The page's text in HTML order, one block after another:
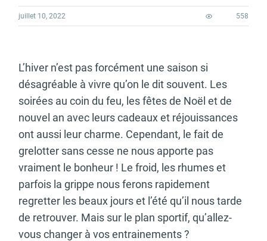
juillet 10, 2022 558
L’hiver n’est pas forcément une saison si
désagréable à vivre qu’on le dit souvent. Les
soirées au coin du feu, les fêtes de Noël et de
nouvel an avec leurs cadeaux et réjouissances
ont aussi leur charme. Cependant, le fait de
grelotter sans cesse ne nous apporte pas
vraiment le bonheur ! Le froid, les rhumes et
parfois la grippe nous ferons rapidement
regretter les beaux jours et l’été qu’il nous tarde
de retrouver. Mais sur le plan sportif, qu’allez-
vous changer à vos entrainements ?